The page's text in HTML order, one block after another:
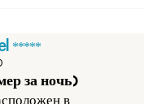
*****
за ночь)